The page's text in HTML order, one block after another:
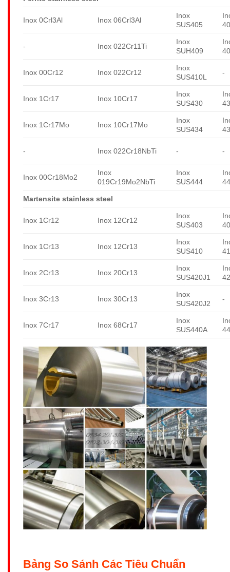
Inox 0Crl3Al Inox 06Crl3Al
Inox
SUS405
- Inox 022Cr11Ti
Inox
SUH409
Inox 00Cr12 Inox 022Cr12
Inox
SUS410L
-
Inox 1Cr17 Inox 10Cr17
Inox
SUS430
Inox 1Cr17Mo Inox 10Cr17Mo
Inox
SUS434
- Inox 022Cr18NbTi - -
Inox 00Cr18Mo2
Inox
019Cr19Mo2NbTi
Inox
SUS444
Martensite stainless steel
Inox 1Cr12 Inox 12Cr12
Inox
SUS403
Inox 1Cr13 Inox 12Cr13
Inox
SUS410
Inox 2Cr13 Inox 20Cr13
Inox
SUS420J1
Inox 3Cr13 Inox 30Cr13
Inox
SUS420J2
-
Inox 7Cr17 Inox 68Cr17
Inox
SUS440A
Bảng So Sánh Các Tiêu Chuẩn